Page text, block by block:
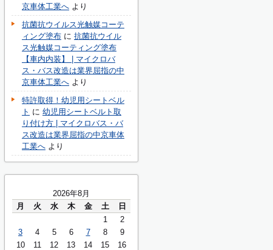
京車体工業へ より
抗菌抗ウイルス光触媒コーテ
ィング塗布 に 抗菌抗ウイル
ス光触媒コーティング塗布
【車内内装】 | マイクロバ
ス・バス改造は業界屈指の中
京車体工業へ より
特許取得！幼児用シートベル
ト に 幼児用シートベルト取
り付け方 | マイクロバス・バ
ス改造は業界屈指の中京車体
工業へ より
2026年8月
月
火 水 木 金 土
日
1
2
3
4 5 6 7 8
9
10
11 12 13 14 15
16